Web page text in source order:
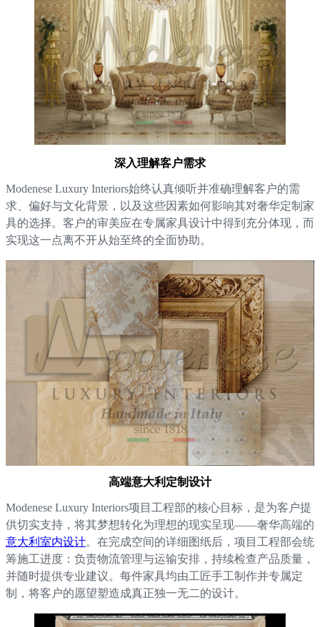
深入理解客户需求
Modenese Luxury Interiors始终认真倾听并准确理解客户的需
求、偏好与文化背景，以及这些因素如何影响其对奢华定制家
具的选择。客户的审美应在专属家具设计中得到充分体现，而
实现这一点离不开从始至终的全面协助。
高端意大利定制设计
Modenese Luxury Interiors项目工程部的核心目标，是为客户提
供切实支持，将其梦想转化为理想的现实呈现——奢华高端的
意大利室内设计。在完成空间的详细图纸后，项目工程部会统
筹施工进度：负责物流管理与运输安排，持续检查产品质量，
并随时提供专业建议。每件家具均由工匠手工制作并专属定
制，将客户的愿望塑造成真正独一无二的设计。